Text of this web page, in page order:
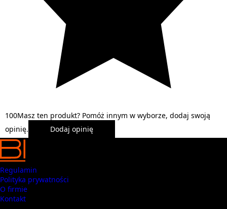
100Masz ten produkt? Pomóż innym w wyborze, dodaj swoją
opinię.
Dodaj opinię
Regulamin
Polityka prywatności
O firmie
Kontakt